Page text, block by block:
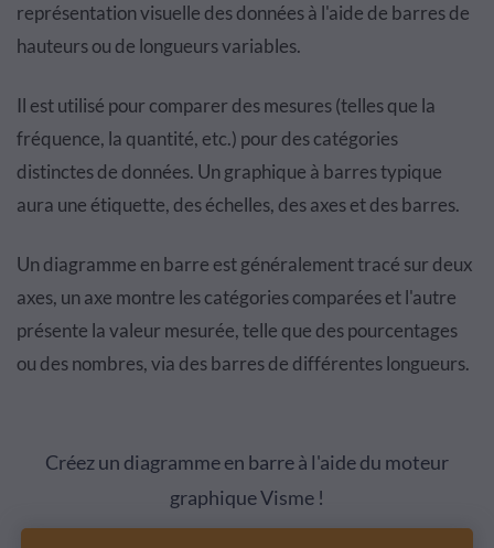
représentation visuelle des données à l'aide de barres de
hauteurs ou de longueurs variables.
Il est utilisé pour comparer des mesures (telles que la
fréquence, la quantité, etc.) pour des catégories
distinctes de données. Un graphique à barres typique
aura une étiquette, des échelles, des axes et des barres.
Un diagramme en barre est généralement tracé sur deux
axes, un axe montre les catégories comparées et l'autre
présente la valeur mesurée, telle que des pourcentages
ou des nombres, via des barres de différentes longueurs.
Créez un diagramme en barre à l'aide du moteur
graphique Visme !